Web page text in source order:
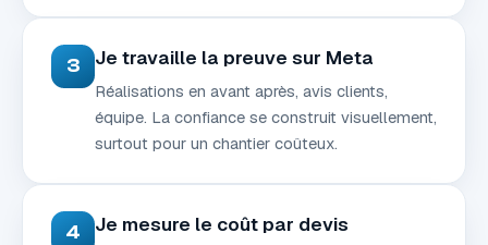
3 Je travaille la preuve sur Meta
Réalisations en avant après, avis clients,
équipe. La confiance se construit visuellement,
surtout pour un chantier coûteux.
4 Je mesure le coût par devis